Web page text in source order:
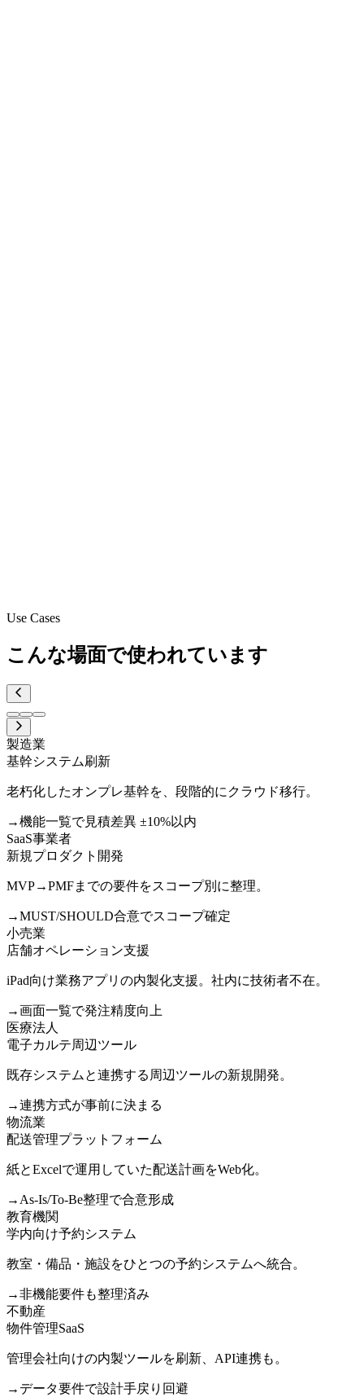
Use Cases
こんな場面で使われています
製造業
基幹システム刷新
老朽化したオンプレ基幹を、段階的にクラウド移行。
→機能一覧で見積差異 ±10%以内
SaaS事業者
新規プロダクト開発
MVP→PMFまでの要件をスコープ別に整理。
→MUST/SHOULD合意でスコープ確定
小売業
店舗オペレーション支援
iPad向け業務アプリの内製化支援。社内に技術者不在。
→画面一覧で発注精度向上
医療法人
電子カルテ周辺ツール
既存システムと連携する周辺ツールの新規開発。
→連携方式が事前に決まる
物流業
配送管理プラットフォーム
紙とExcelで運用していた配送計画をWeb化。
→ As-Is/To-Be整理で合意形成
教育機関
学内向け予約システム
教室・備品・施設をひとつの予約システムへ統合。
→非機能要件も整理済み
不動産
物件管理SaaS
管理会社向けの内製ツールを刷新、API連携も。
→ データ要件で設計手戻り回避